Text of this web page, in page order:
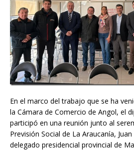
En el marco del trabajo que se ha
la Cámara de Comercio de Angol, el
participó en una reunión junto al
Previsión Social de La Araucanía,
delegado presidencial provincial de